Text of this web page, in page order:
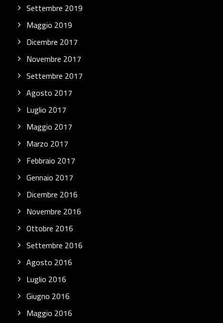
Settembre 2019
Maggio 2019
Dicembre 2017
Novembre 2017
Settembre 2017
Agosto 2017
Luglio 2017
Maggio 2017
Marzo 2017
Febbraio 2017
Gennaio 2017
Dicembre 2016
Novembre 2016
Ottobre 2016
Settembre 2016
Agosto 2016
Luglio 2016
Giugno 2016
Maggio 2016